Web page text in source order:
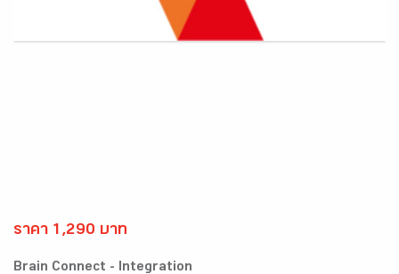
ราคา 1,290 บาท
Brain Connect - Integration